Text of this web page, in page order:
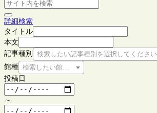
詳細検索
タイトル
本文
記事種別
検索したい記事種別を選択してください
館種 検索したい館種を選択してください
投稿日
～